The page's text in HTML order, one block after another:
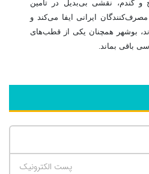
و گندم، نقشی بی‌بدیل در تأمین
ایرانی ایفا می‌کند و
بوشهر همچنان یکی از قطب‌های
باقی بماند.